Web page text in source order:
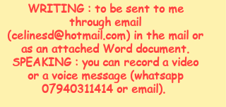
WRITING : to be sent to me
through email
(celinesd@hotmail.com) in the mail or
as an attached Word document.
SPEAKING : you can record a video
or a voice message (whatsapp
07940311414 or email).